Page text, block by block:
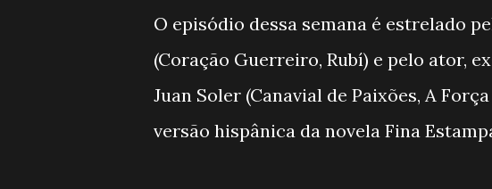
O episódio dessa semana é estrelado
(Coração Guerreiro, Rubí) e pelo ator,
Juan Soler (Canavial de Paixões, A
versão hispânica da novela Fina